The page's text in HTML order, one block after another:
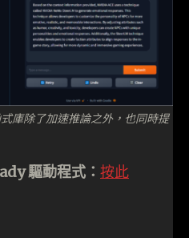
庫除了加速推論之外，也同時提
驅動程式： 按此